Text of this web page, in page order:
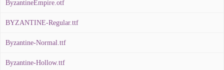
ByzantineEmpire.otf
BYZANTINE-Regular.ttf
Byzantine-Normal.ttf
Byzantine-Hollow.ttf